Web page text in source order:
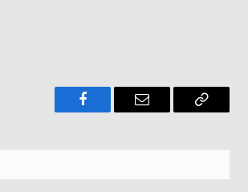
Facebook Имейл
Копирай